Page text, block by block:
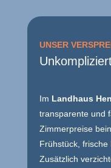
UNSER
Im Landhaus
transparente und
Zimmerpreise
Frühstück, frische
Zusätzlich